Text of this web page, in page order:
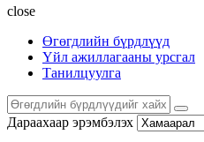
close
Өгөгдлийн бүрдлүүд
Үйл ажиллагааны урсгал
Танилцуулга
Дараахаар эрэмбэлэх